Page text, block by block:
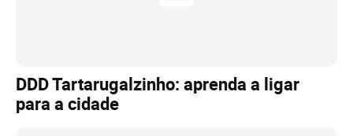
DDD Tartarugalzinho: aprenda a ligar
para a cidade